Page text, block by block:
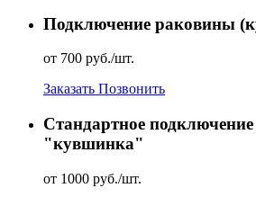
Подключение раковины
от 700 руб./шт.
Заказать Позвонить
Стандартное
"кувшинка"
от 1000 руб./шт.